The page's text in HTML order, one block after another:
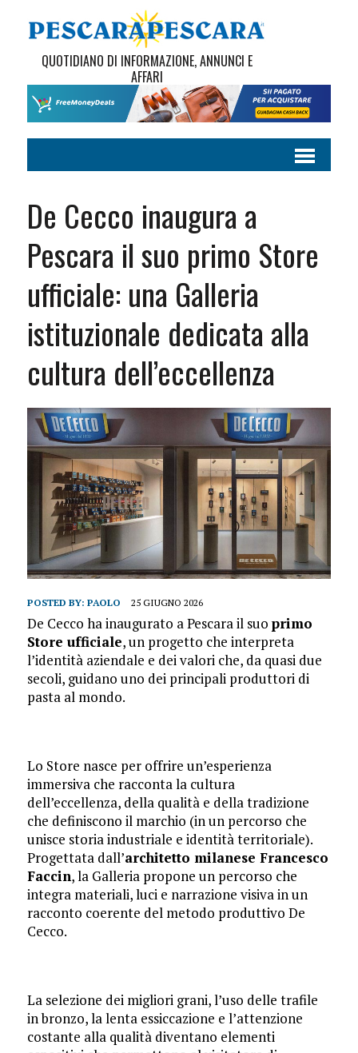
QUOTIDIANO DI INFORMAZIONE, ANNUNCI E
AFFARI
De Cecco inaugura a
Pescara il suo primo Store
ufficiale: una Galleria
istituzionale dedicata alla
cultura dell’eccellenza
POSTED BY: PAOLO 25 GIUGNO 2026
De Cecco ha inaugurato a Pescara il suo primo
Store ufficiale, un progetto che interpreta
l’identità aziendale e dei valori che, da quasi due
secoli, guidano uno dei principali produttori di
pasta al mondo.
Lo Store nasce per offrire un’esperienza
immersiva che racconta la cultura
dell’eccellenza, della qualità e della tradizione
che definiscono il marchio (in un percorso che
unisce storia industriale e identità territoriale).
Progettata dall’architetto milanese Francesco
Faccin, la Galleria propone un percorso che
integra materiali, luci e narrazione visiva in un
racconto coerente del metodo produttivo De
Cecco.
La selezione dei migliori grani, l’uso delle trafile
in bronzo, la lenta essiccazione e l’attenzione
costante alla qualità diventano elementi